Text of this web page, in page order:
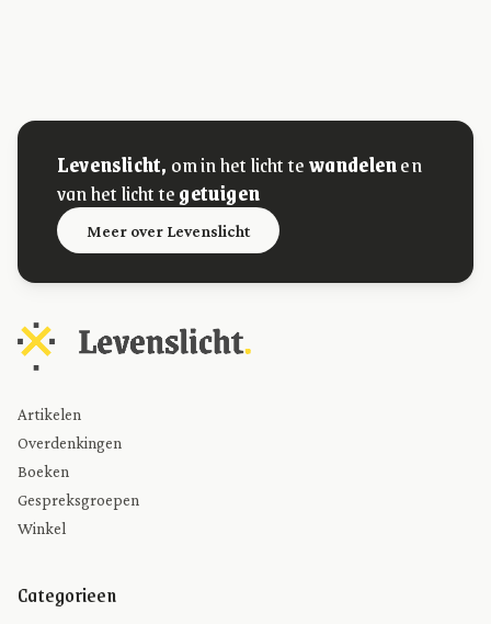
Levenslicht, om in het licht tewandelenen
van het licht tegetuigen
Meer over Levenslicht
Artikelen
Overdenkingen
Boeken
Gespreksgroepen
Winkel
Categorieen